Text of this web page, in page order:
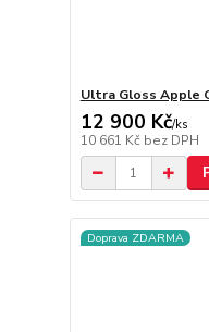
Ultra Gloss Apple
12 900 Kč/ks
10 661 Kč bez DPH
Doprava ZDARMA